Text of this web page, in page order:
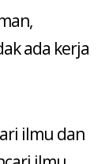
ada kerja
ilmu dan